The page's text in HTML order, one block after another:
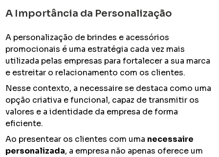
A Importância da Personalização
A personalização de brindes e acessórios
promocionais é uma estratégia cada vez mais
utilizada pelas empresas para fortalecer a sua marca
e estreitar o relacionamento com os clientes.
Nesse contexto, a necessaire se destaca como uma
opção criativa e funcional, capaz de transmitir os
valores e a identidade da empresa de forma
eficiente.
Ao presentear os clientes com uma necessaire
personalizada, a empresa não apenas oferece um